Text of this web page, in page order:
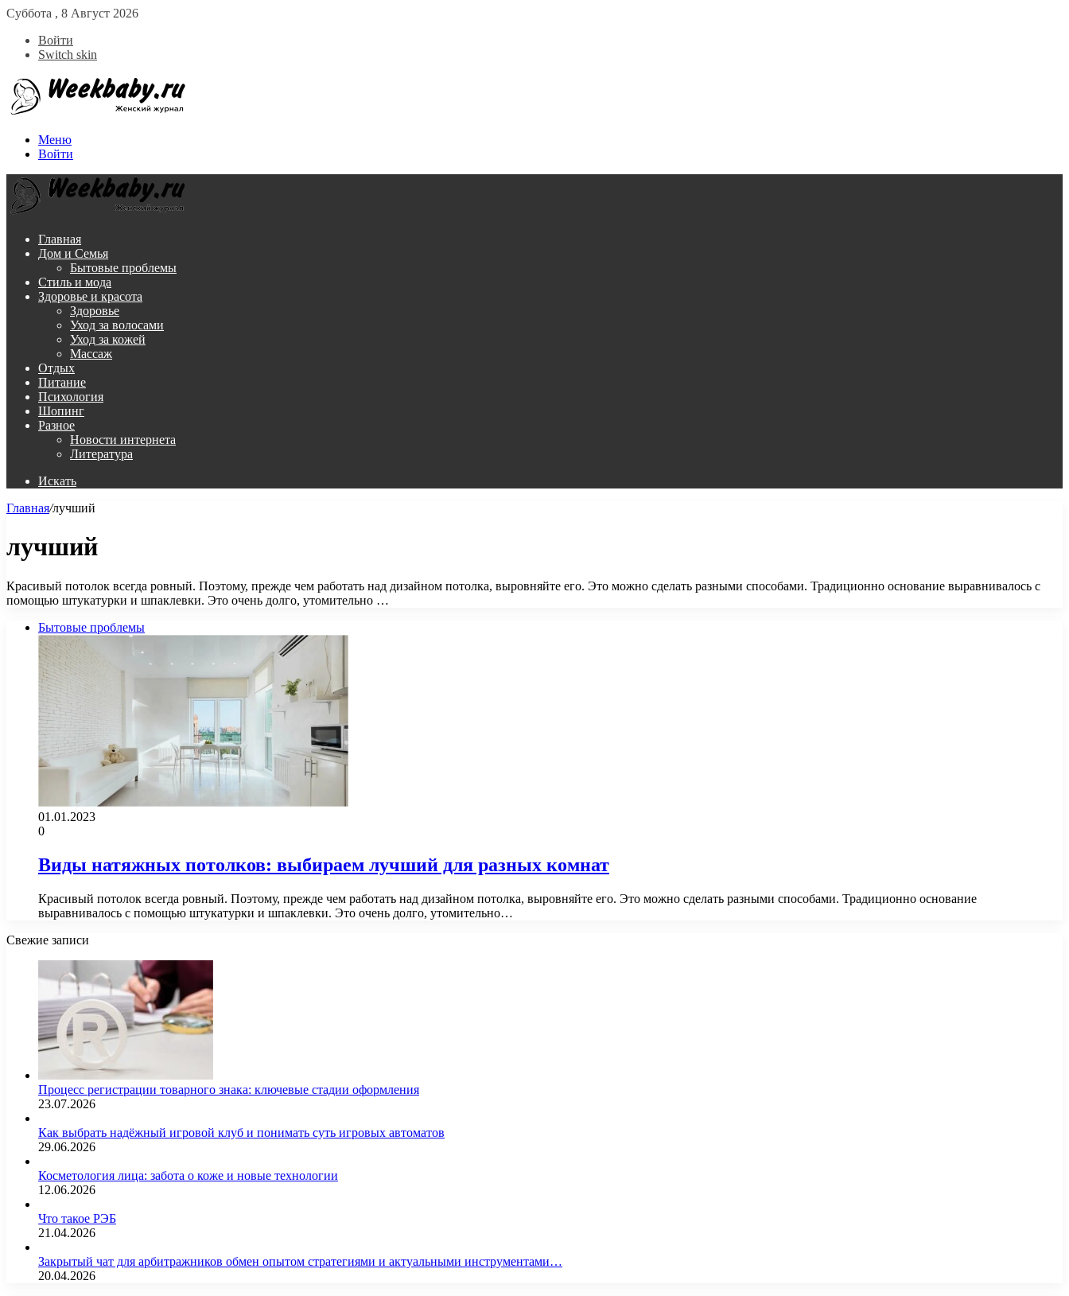
Суббота , 8 Август 2026
Войти
Switch skin
Меню
Войти
Главная
Дом и Семья
Бытовые проблемы
Стиль и мода
Здоровье и красота
Здоровье
Уход за волосами
Уход за кожей
Массаж
Отдых
Питание
Психология
Шопинг
Разное
Новости интернета
Литература
Искать
Главная/лучший
лучший
Красивый потолок всегда ровный. Поэтому, прежде чем работать над дизайном потолка, выровняйте его. Это можно сделать разными способами. Традиционно основание выравнивалось с
помощью штукатурки и шпаклевки. Это очень долго, утомительно …
Бытовые проблемы
01.01.2023
0
Виды натяжных потолков: выбираем лучший для разных комнат
Красивый потолок всегда ровный. Поэтому, прежде чем работать над дизайном потолка, выровняйте его. Это можно сделать разными способами. Традиционно основание
выравнивалось с помощью штукатурки и шпаклевки. Это очень долго, утомительно…
Свежие записи
Процесс регистрации товарного знака: ключевые стадии оформления
23.07.2026
Как выбрать надёжный игровой клуб и понимать суть игровых автоматов
29.06.2026
Косметология лица: забота о коже и новые технологии
12.06.2026
Что такое РЭБ
21.04.2026
Закрытый чат для арбитражников обмен опытом стратегиями и актуальными инструментами…
20.04.2026